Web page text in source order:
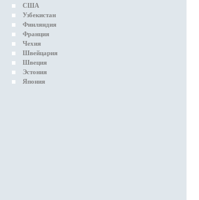
США
Узбекистан
Финляндия
Франция
Чехия
Швейцария
Швеция
Эстония
Япония